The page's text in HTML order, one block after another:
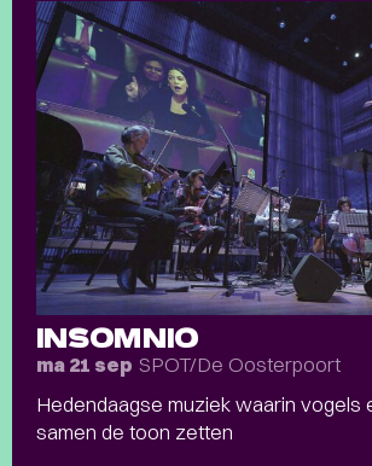
INSOMNIO
ma 21 sep SPOT/De Oosterpoort
Hedendaagse muziek waarin vogels
samen de toon zetten